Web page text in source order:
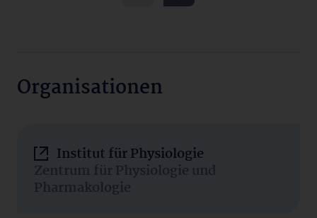
Organisationen
Institut für Physiologie
Zentrum für Physiologie und
Pharmakologie